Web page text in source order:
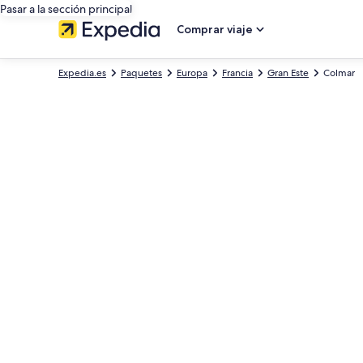
Pasar a la sección principal
Comprar viaje
Colmar
Gran Este
Francia
Europa
Paquetes
Expedia.es